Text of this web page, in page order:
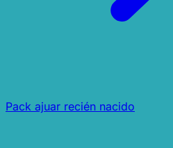
Pack ajuar recién nacido